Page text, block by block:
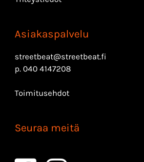
Asiakaspalvelu
streetbeat@streetbeat.fi
p. 040 4147208
Toimitusehdot
Seuraa meitä